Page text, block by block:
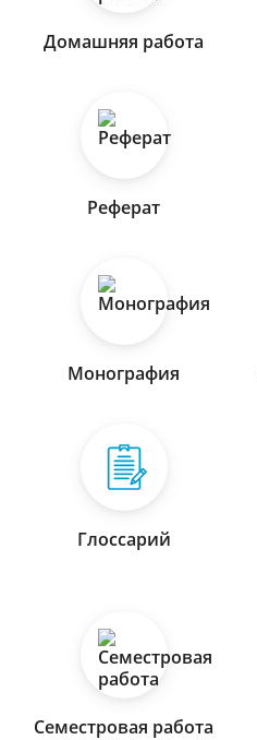
Домашняя работа
Реферат
Монография
Глоссарий
Семестровая работа